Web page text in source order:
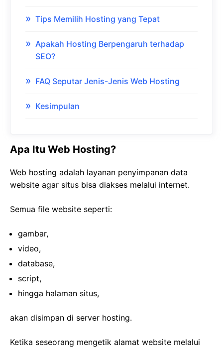
Tips Memilih Hosting yang Tepat
Apakah Hosting Berpengaruh terhadap
SEO?
FAQ Seputar Jenis-Jenis Web Hosting
Kesimpulan
Apa Itu Web Hosting?
Web hosting adalah layanan penyimpanan data
website agar situs bisa diakses melalui internet.
Semua file website seperti:
gambar,
video,
database,
script,
hingga halaman situs,
akan disimpan di server hosting.
Ketika seseorang mengetik alamat website melalui